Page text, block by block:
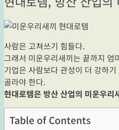
사람은 고쳐쓰기 힘들다.
그래서 미운우리새끼는 끝까지 엄
기업은 사람보다 관성이 더 강하
골라야 한다.
현대로템은 방산 산업의 미운우리
Table of Contents